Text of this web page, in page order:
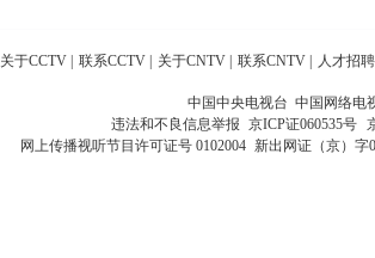
关于CCTV 联系CCTV 关于CNTV 联系CNTV 人才招聘
中国中央电视台 中国网络电
违法和不良信息举报 京ICP证060535号
网上传播视听节目许可证号 0102004 新出网证（京）